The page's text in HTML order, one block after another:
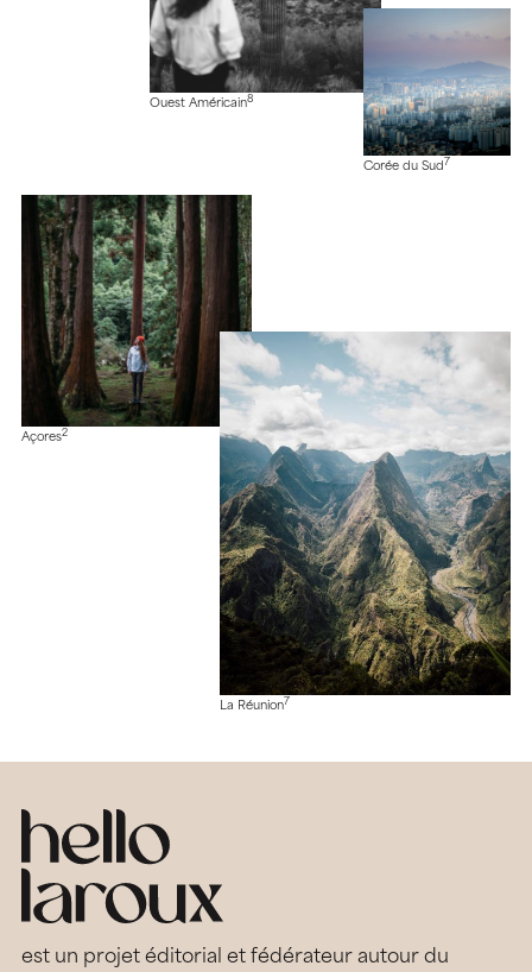
Ouest Américain8
Corée du Sud 7
Açores2
La Réunion7
est un projet éditorial et fédérateur autour du